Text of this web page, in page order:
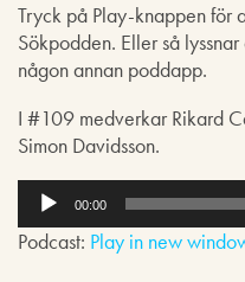
Tryck på Play-knappen för
Sökpodden. Eller så
någon annan poddapp.
I #109 medverkar Rikard
Simon Davidsson.
u
d
00:00
Podcast: Play in new